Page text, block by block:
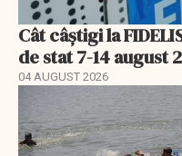
Cât câștigi la
de stat 7-14 august
04 AUGUST 2026